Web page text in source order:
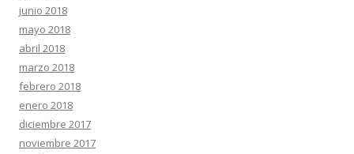
junio 2018
mayo 2018
abril 2018
marzo 2018
febrero 2018
enero 2018
diciembre 2017
noviembre 2017